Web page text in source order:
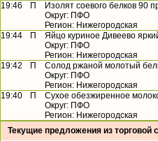
19:46
П
Изолят соевого белков 90
Округ: ПФО
Регион: Нижегородская
19:44
П Яйцо куриное Дивеево
Округ: ПФО
Регион: Нижегородская
19:42
П Солод ржаной молотый
Округ: ПФО
Регион: Нижегородская
19:40
П Сухое обезжиренное
Округ: ПФО
Регион: Нижегородская
Текущие предложения из торговой